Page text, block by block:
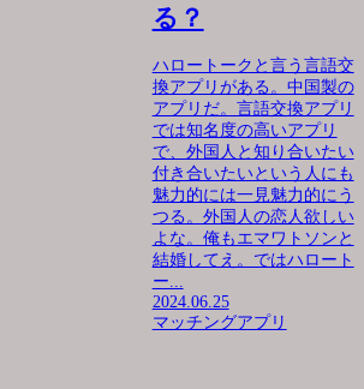
る？
ハロートークと言う言語交
換アプリがある。中国製の
アプリだ。言語交換アプリ
では知名度の高いアプリ
で、外国人と知り合いたい
付き合いたいという人にも
魅力的には一見魅力的にう
つる。外国人の恋人欲しい
よな。俺もエマワトソンと
結婚してえ。ではハロート
ー...
2024.06.25
マッチングアプリ